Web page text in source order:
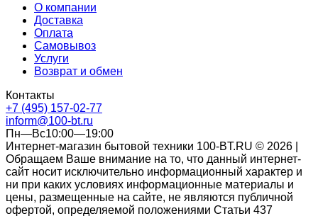
О компании
Доставка
Оплата
Самовывоз
Услуги
Возврат и обмен
Контакты
+7 (495) 157-02-77
inform@100-bt.ru
Пн—Вс10:00—19:00
Интернет-магазин бытовой техники 100-BT.RU © 2026 |
Обращаем Ваше внимание на то, что данный интернет-
сайт носит исключительно информационный характер и
ни при каких условиях информационные материалы и
цены, размещенные на сайте, не являются публичной
офертой, определяемой положениями Статьи 437